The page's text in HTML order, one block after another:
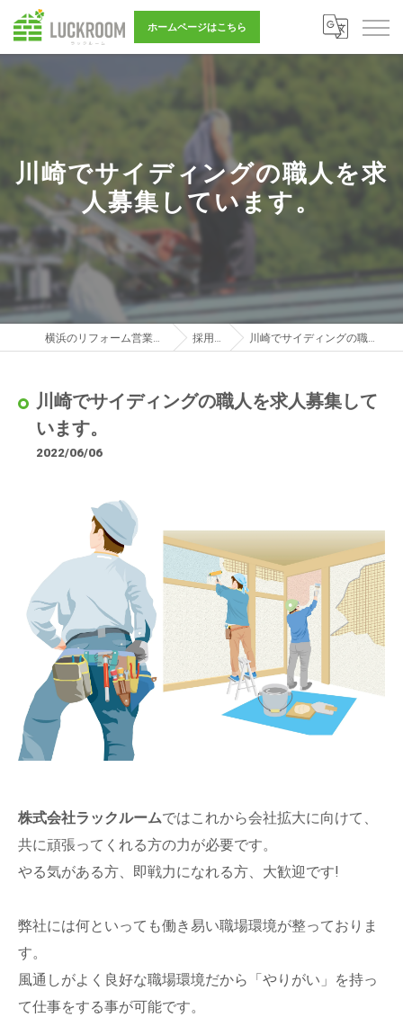
ホームページはこちら
川崎でサイディングの職人を求
人募集しています。
横浜のリフォーム営業は株式会社LUCKROOM 採用ブログ 川崎でサイディングの職人を求人募集しています。
川崎でサイディングの職人を求人募集して
います。
2022/06/06
株式会社ラックルームではこれから会社拡大に向けて、
共に頑張ってくれる方の力が必要です。
やる気がある方、即戦力になれる方、大歓迎です!
弊社には何といっても働き易い職場環境が整っておりま
す。
風通しがよく良好な職場環境だから「やりがい」を持っ
て仕事をする事が可能です。